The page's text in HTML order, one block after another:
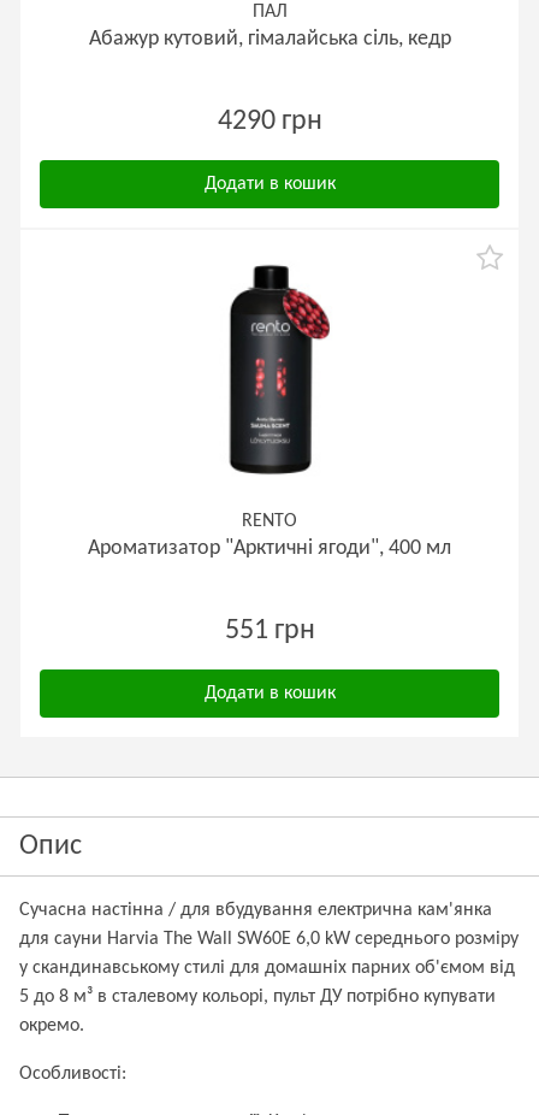
ПАЛ
Абажур кутовий, гімалайська сіль, кедр
4290 грн
Додати в кошик
RENTO
Ароматизатор "Арктичні ягоди", 400 мл
551 грн
Додати в кошик
Опис
Сучасна настінна / для вбудування електрична кам'янка
для сауни Harvia The Wall SW60E 6,0 kW середнього розміру
у скандинавському стилі для домашніх парних об'ємом від
5 до 8 м³ в сталевому кольорі, пульт ДУ потрібно купувати
окремо.
Особливості: